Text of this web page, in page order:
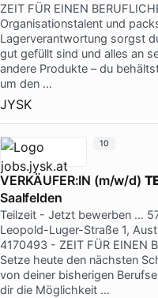
ZEIT FÜR EINEN
Organisationstalent und
Lagerverantwortung sorgst
gut gefüllt sind und alles an
andere Produkte – du
um den …
JYSK
VERKÄUFER:IN (m/w/d)
Saalfelden
Teilzeit - Jetzt bewerben …
Leopold-Luger-Straße 1,
4170493 - ZEIT FÜR EINEN
Setze heute den nächsten
von deiner bisherigen
dir die Möglichkeit …
10